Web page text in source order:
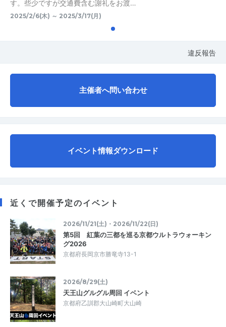
す。些少ですが交通費含む謝礼をお渡…
2025/2/6(木) ～ 2025/3/17(月)
違反報告
主催者へ問い合わせ
イベント情報ダウンロード
近くで開催予定のイベント
2026/11/21(土)・2026/11/22(日)
第5回 紅葉の三都を巡る京都ウルトラウォーキン
グ2026
京都府長岡京市勝竜寺13-1
2026/8/29(土)
天王山グルグル周回 イベント
京都府乙訓郡大山崎町大山崎